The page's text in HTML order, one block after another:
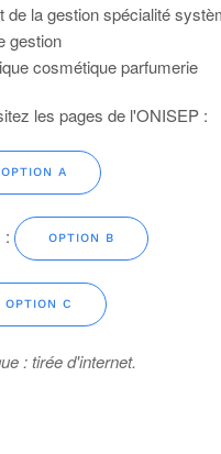
de la gestion spécialité
gestion
cosmétique parfumerie
les pages de l'ONISEP :
OPTION A
: OPTION B
OPTION C
: tirée d'internet.